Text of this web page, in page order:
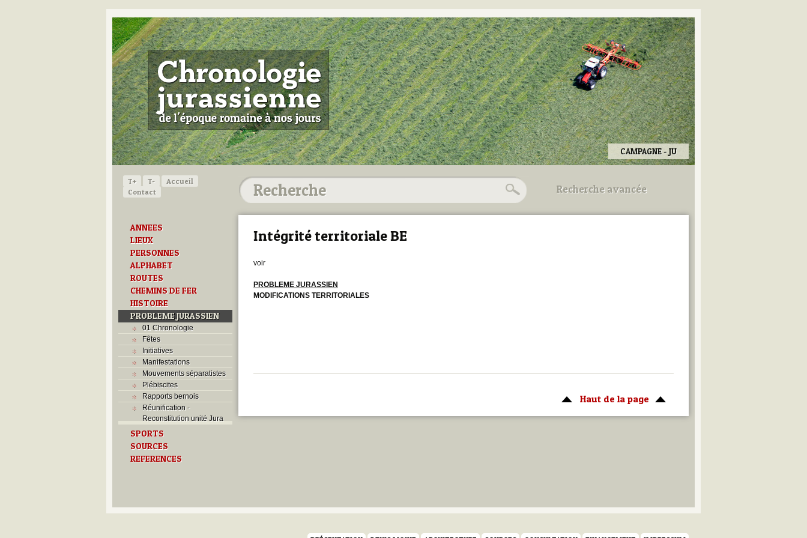
CAMPAGNE - JU
T+ T-
Accueil
Contact
ANNEES
LIEUX
PERSONNES
ALPHABET
ROUTES
CHEMINS DE FER
HISTOIRE
PROBLEME JURASSIEN
01 Chronologie
Fêtes
Initiatives
Manifestations
Mouvements séparatistes
Plébiscites
Rapports bernois
Réunification -
Reconstitution unité Jura
SPORTS
SOURCES
REFERENCES
Recherche avancée
Utilisez les champs ci-dessous
Intégrité territoriale BE
voir
PROBLEME JURASSIEN
MODIFICATIONS TERRITORIALES
Haut de la page